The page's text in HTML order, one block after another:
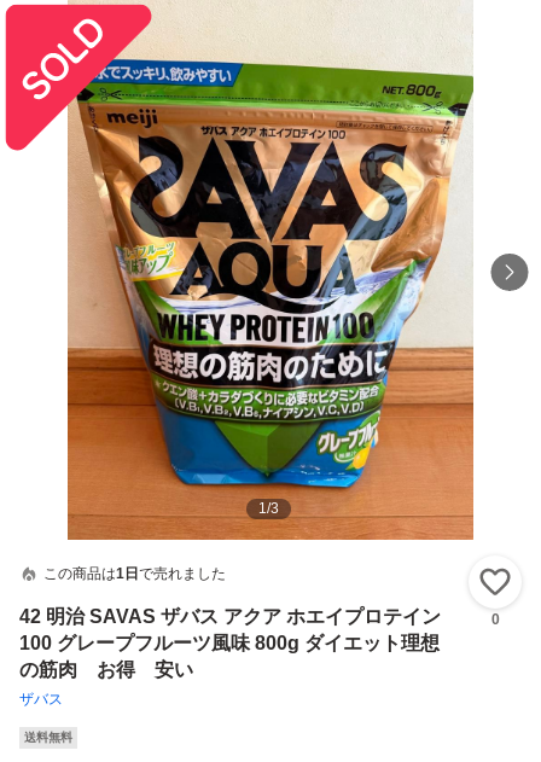
1/3
この商品は1日 で売れました
42 明治 SAVAS ザバス アクア ホエイプロテイン
100 グレープフルーツ風味 800g ダイエット理想
の筋肉 お得 安い
ザバス
0
送料無料